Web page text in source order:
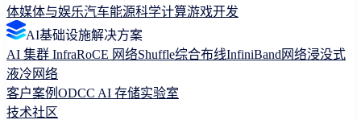
体媒体与娱乐汽车能源科学计算游戏开发
AI基础设施解决方案
AI 集群 InfraRoCE 网络Shuffle综合布线InfiniBand网络浸没式
液冷网络
客户案例 ODCC AI 存储实验室
技术社区